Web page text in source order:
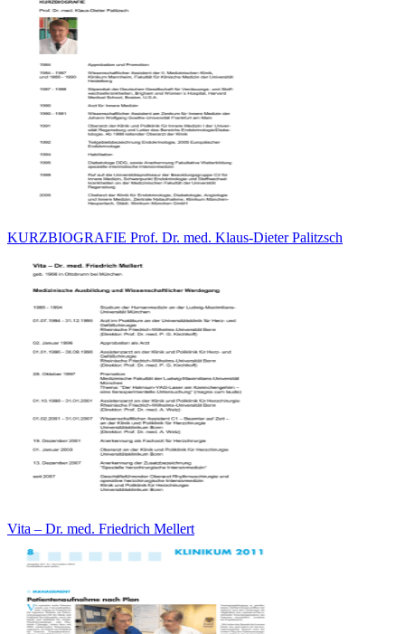
KURZBIOGRAFIE Prof. Dr. med. Klaus-Dieter Palitzsch
Vita – Dr. med. Friedrich Mellert